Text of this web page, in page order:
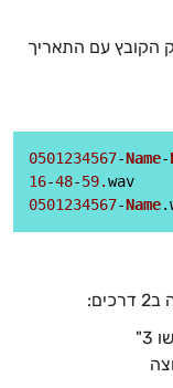
הקובץ עם התאריך
0501234567-Name-
16-48-59.
0501234567-Name.